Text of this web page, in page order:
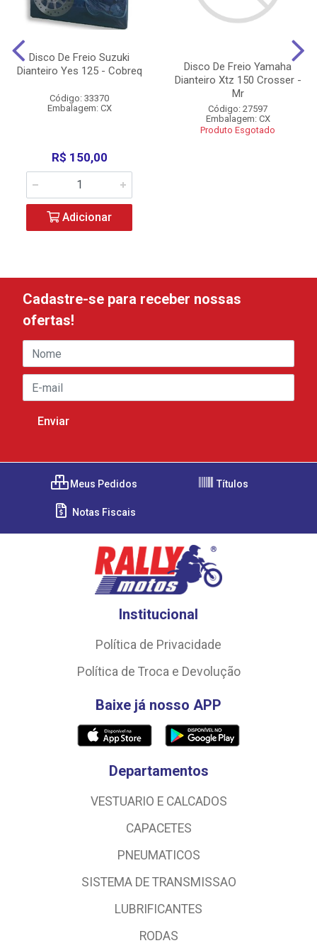
Disco De Freio Suzuki
Dianteiro Yes 125 - Cobreq
Código: 33370
Embalagem: CX
R$ 150,00
Adicionar
Disco De Freio Yamaha
Dianteiro Xtz 150 Crosser -
Mr
Código: 27597
Embalagem: CX
Produto Esgotado
Cadastre-se para receber nossas
ofertas!
Meus Pedidos Títulos
Notas Fiscais
Institucional
Política de Privacidade
Política de Troca e Devolução
Baixe já nosso APP
Departamentos
VESTUARIO E CALCADOS
CAPACETES
PNEUMATICOS
SISTEMA DE TRANSMISSAO
LUBRIFICANTES
RODAS